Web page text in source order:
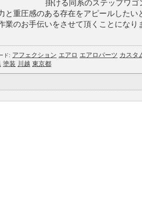
掛ける同系のステップワ
と重圧感のある存在をアピールしたい
業のお手伝いをさせて頂くことになり
ド: アフェクション エアロ エアロパーツ カスタ
塗装 川越 東京都